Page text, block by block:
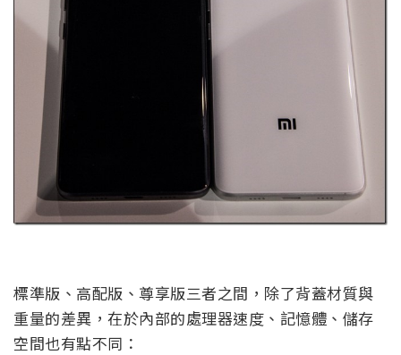
標準版、高配版、尊享版三者之間，除了背蓋材質與
重量的差異，在於內部的處理器速度、記憶體、儲存
空間也有點不同：